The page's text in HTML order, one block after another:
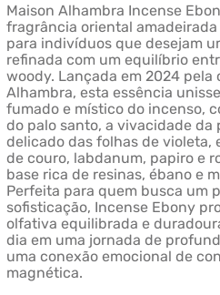
Maison Alhambra Incense
fragrância oriental
para indivíduos que desejam
refinada com um equilíbrio
woody. Lançada em 2024 pela
Alhambra, esta essência
fumado e místico do incenso,
do palo santo, a vivacidade da
delicado das folhas de violeta,
de couro, labdanum, papiro e
base rica de resinas, ébano e
Perfeita para quem busca um
sofisticação, Incense Ebony
olfativa equilibrada e
dia em uma jornada de
uma conexão emocional de
magnética.